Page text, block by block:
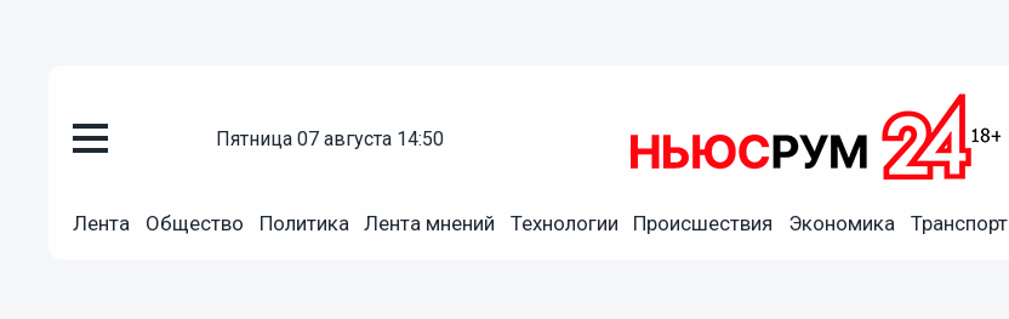
пятница 07 августа 14:50
Лента Общество Политика Лента мнений Технологии Происшествия Экономика Транспорт
Впервые встреча Шанцева с блогерами будет